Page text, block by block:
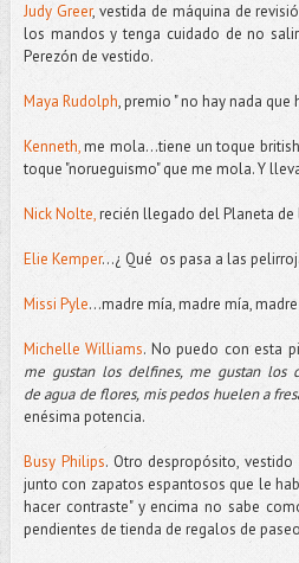
Judy Greer, vestida de máquina de
los mandos y tenga cuidado de no
Perezón de vestido.
Maya Rudolph, premio " no hay nada que
Kenneth,me mola...tiene un toque
toque "norueguismo" que me mola. Y
Nick Nolte,recién llegado del Planeta de
Elie Kemper...¿ Qué os pasa a las
Missi Pyle...madre mía, madre mía,
Michelle Williams. No puedo con esta
me gustan los delfines, me gustan los
de agua de flores, mis pedos huelen a
enésima potencia.
Busy Philips. Otro despropósito,
junto con zapatos espantosos que le
hacer contraste" y encima no sabe
pendientes de tienda de regalos de